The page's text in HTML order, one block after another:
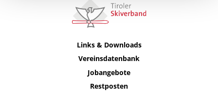
Links & Downloads
Vereinsdatenbank
Jobangebote
Restposten